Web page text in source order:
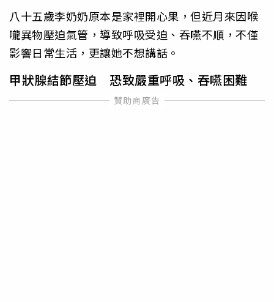
八十五歲李奶奶原本是家裡開心果，但近月來因喉
嚨異物壓迫氣管，導致呼吸受迫、吞嚥不順，不僅
影響日常生活，更讓她不想講話。
甲狀腺結節壓迫 恐致嚴重呼吸、吞嚥困難